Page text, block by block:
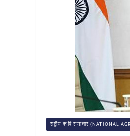
राष्ट्रीय कृषि समाचार (NATIONAL